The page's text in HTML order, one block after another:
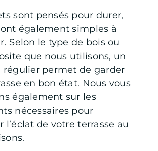
sont pensés pour durer,
également simples à
Selon le type de bois ou
que nous utilisons, un
permet de garder
en bon état. Nous vous
également sur les
nécessaires pour
l’éclat de votre terrasse au